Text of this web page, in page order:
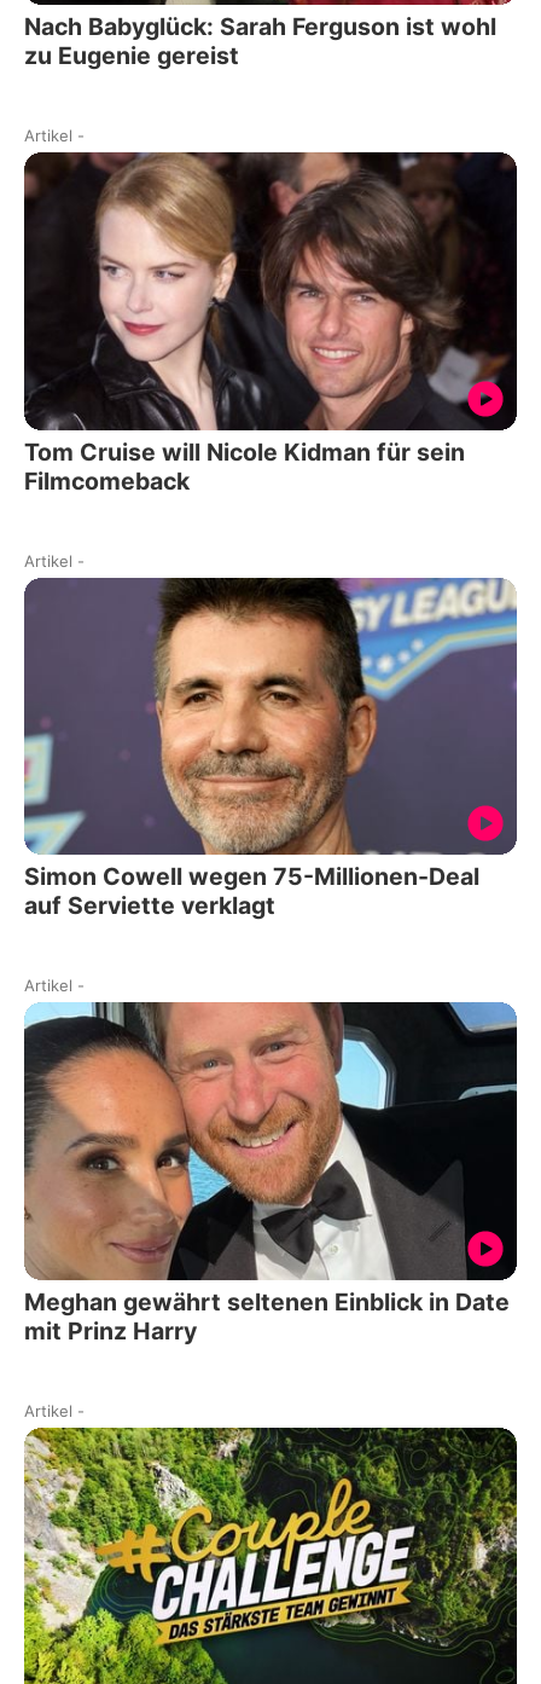
Nach Babyglück: Sarah Ferguson ist wohl
zu Eugenie gereist
Artikel -
Tom Cruise will Nicole Kidman für sein
Filmcomeback
Artikel -
Simon Cowell wegen 75-Millionen-Deal
auf Serviette verklagt
Artikel -
Meghan gewährt seltenen Einblick in Date
mit Prinz Harry
Artikel -